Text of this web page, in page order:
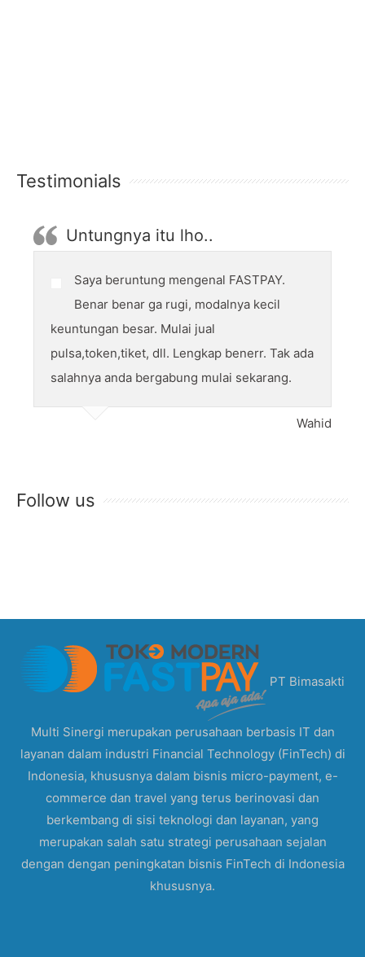
Testimonials
Untungnya itu lho..
Saya beruntung mengenal FASTPAY.
Benar benar ga rugi, modalnya kecil
keuntungan besar. Mulai jual
pulsa,token,tiket, dll. Lengkap benerr. Tak ada
salahnya anda bergabung mulai sekarang.
Wahid
Follow us
PT Bimasakti
Multi Sinergi merupakan perusahaan berbasis IT dan
layanan dalam industri Financial Technology (FinTech) di
Indonesia, khususnya dalam bisnis micro-payment, e-
commerce dan travel yang terus berinovasi dan
berkembang di sisi teknologi dan layanan, yang
merupakan salah satu strategi perusahaan sejalan
dengan dengan peningkatan bisnis FinTech di Indonesia
khususnya.